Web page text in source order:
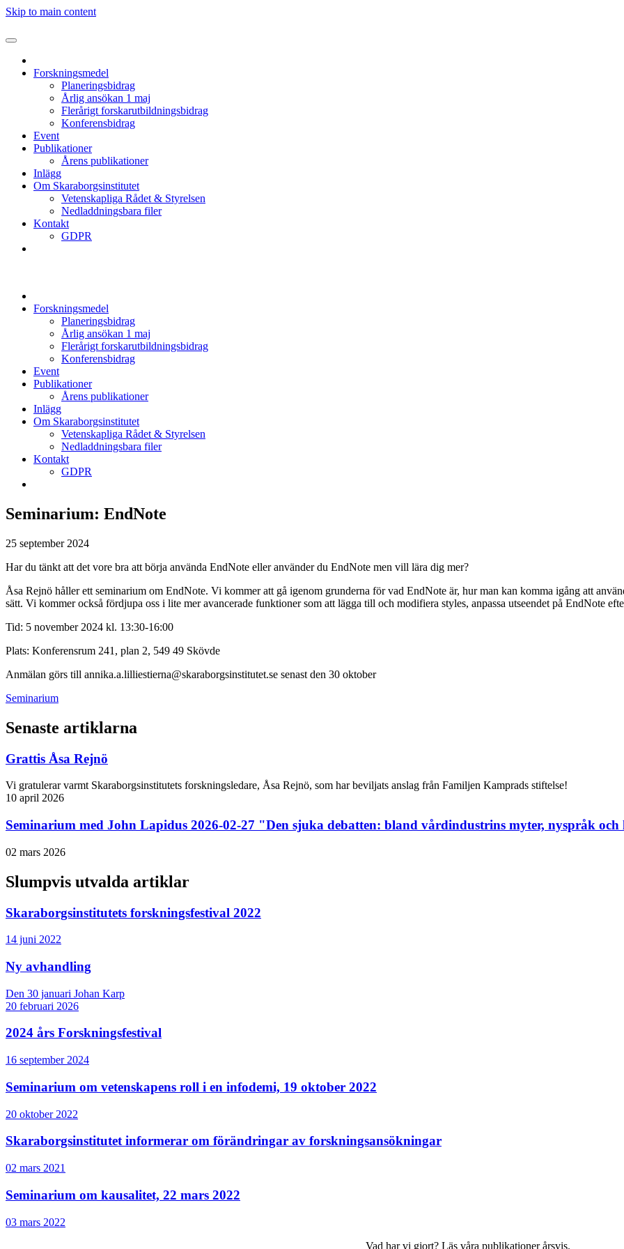
Skip to main content
Forskningsmedel
Planeringsbidrag
Årlig ansökan 1 maj
Flerårigt forskarutbildningsbidrag
Konferensbidrag
Event
Publikationer
Årens publikationer
Inlägg
Om Skaraborgsinstitutet
Vetenskapliga Rådet & Styrelsen
Nedladdningsbara filer
Kontakt
GDPR
Forskningsmedel
Planeringsbidrag
Årlig ansökan 1 maj
Flerårigt forskarutbildningsbidrag
Konferensbidrag
Event
Publikationer
Årens publikationer
Inlägg
Om Skaraborgsinstitutet
Vetenskapliga Rådet & Styrelsen
Nedladdningsbara filer
Kontakt
GDPR
Seminarium: EndNote
25 september 2024
Har du tänkt att det vore bra att börja använda EndNote eller använder du EndNote men vill lära dig mer?
Åsa Rejnö håller ett seminarium om EndNote. Vi kommer att gå igenom grunderna för vad EndNote är, hur man kan komma igång att
sätt. Vi kommer också fördjupa oss i lite mer avancerade funktioner som att lägga till och modifiera styles, anpassa utseendet på EndNote
Tid: 5 november 2024 kl. 13:30-16:00
Plats: Konferensrum 241, plan 2, 549 49 Skövde
Anmälan görs till annika.a.lilliestierna@skaraborgsinstitutet.se senast den 30 oktober
Seminarium
Senaste artiklarna
Grattis Åsa Rejnö
Vi gratulerar varmt Skaraborgsinstitutets forskningsledare, Åsa Rejnö, som har beviljats anslag från Familjen Kamprads stiftelse!
10 april 2026
Seminarium med John Lapidus 2026-02-27 "Den sjuka debatten: bland vårdindustrins myter, nyspråk och
02 mars 2026
Slumpvis utvalda artiklar
Skaraborgsinstitutets forskningsfestival 2022
14 juni 2022
Ny avhandling
Den 30 januari Johan Karp
20 februari 2026
2024 års Forskningsfestival
16 september 2024
Seminarium om vetenskapens roll i en infodemi, 19 oktober 2022
20 oktober 2022
Skaraborgsinstitutet informerar om förändringar av forskningsansökningar
02 mars 2021
Seminarium om kausalitet, 22 mars 2022
03 mars 2022
Vad har vi gjort? Läs våra publikationer årsvis.